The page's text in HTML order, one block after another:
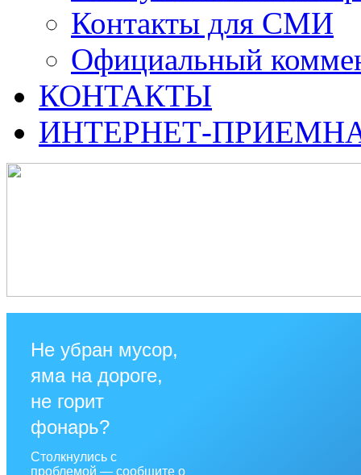
Контакты для СМИ
Официальный
КОНТАКТЫ
ИНТЕРНЕТ-
Не убран мусор,
яма на дороге,
не горит
фонарь?
Столкнулись с
проблемой — сообщите о